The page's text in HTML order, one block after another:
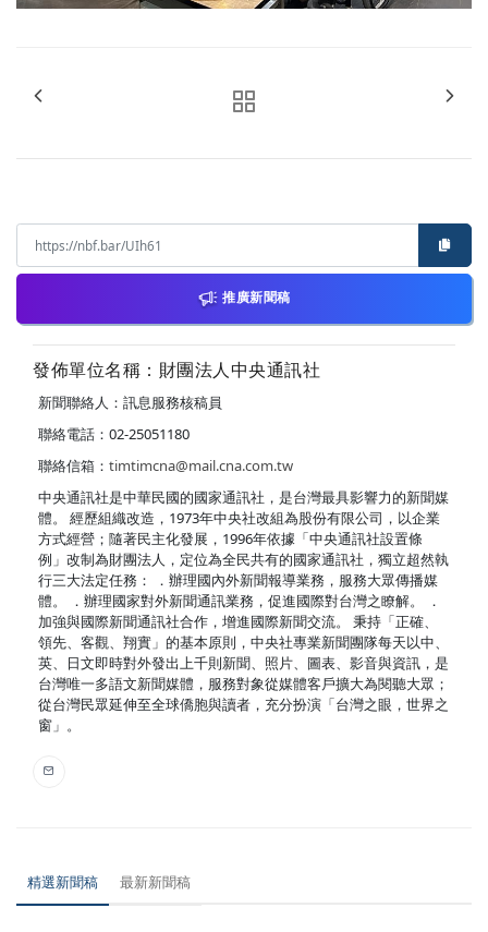
推廣新聞稿
發佈單位名稱：財團法人中央通訊社
新聞聯絡人：訊息服務核稿員
聯絡電話：02-25051180
聯絡信箱： timtimcna@mail.cna.com.tw
中央通訊社是中華民國的國家通訊社，是台灣最具影響力的新聞媒
體。 經歷組織改造，1973年中央社改組為股份有限公司，以企業
方式經營；隨著民主化發展，1996年依據「中央通訊社設置條
例」改制為財團法人，定位為全民共有的國家通訊社，獨立超然執
行三大法定任務： ．辦理國內外新聞報導業務，服務大眾傳播媒
體。 ．辦理國家對外新聞通訊業務，促進國際對台灣之瞭解。 ．
加強與國際新聞通訊社合作，增進國際新聞交流。 秉持「正確、
領先、客觀、翔實」的基本原則，中央社專業新聞團隊每天以中、
英、日文即時對外發出上千則新聞、照片、圖表、影音與資訊，是
台灣唯一多語文新聞媒體，服務對象從媒體客戶擴大為閱聽大眾；
從台灣民眾延伸至全球僑胞與讀者，充分扮演「台灣之眼，世界之
窗」。
精選新聞稿 最新新聞稿